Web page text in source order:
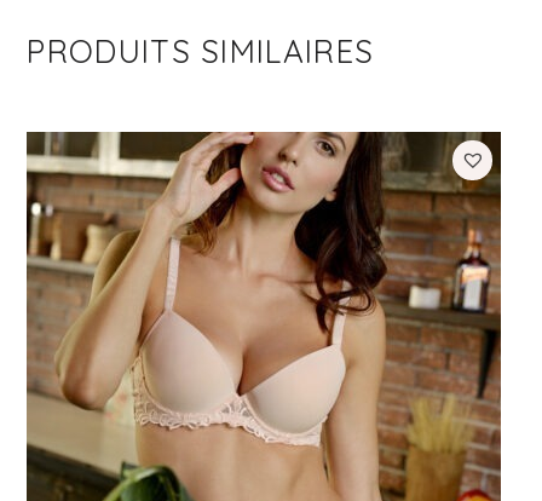
PRODUITS SIMILAIRES